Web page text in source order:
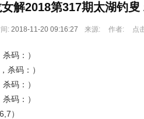
解2018第317期太湖钓叟
: 2018-11-20 09:16:27 来源: 作者: 点
码：）
杀码：）
码：）
码：）
）